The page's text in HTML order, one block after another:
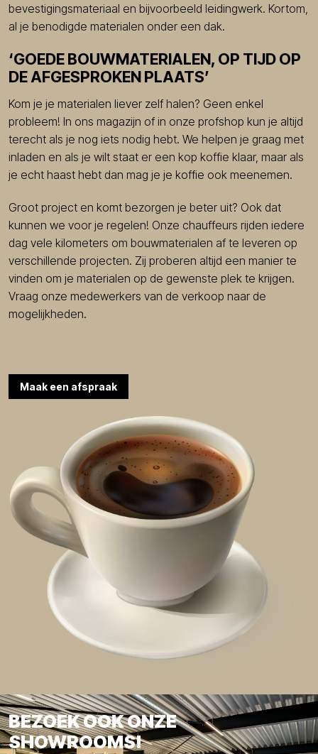
bevestigingsmateriaal en bijvoorbeeld leidingwerk. Kortom,
al je benodigde materialen onder een dak.
‘GOEDE BOUWMATERIALEN, OP TIJD OP
DE AFGESPROKEN PLAATS’
Kom je je materialen liever zelf halen? Geen enkel
probleem! In ons magazijn of in onze profshop kun je altijd
terecht als je nog iets nodig hebt. We helpen je graag met
inladen en als je wilt staat er een kop koffie klaar, maar als
je echt haast hebt dan mag je je koffie ook meenemen.
Groot project en komt bezorgen je beter uit? Ook dat
kunnen we voor je regelen! Onze chauffeurs rijden iedere
dag vele kilometers om bouwmaterialen af te leveren op
verschillende projecten. Zij proberen altijd een manier te
vinden om je materialen op de gewenste plek te krijgen.
Vraag onze medewerkers van de verkoop naar de
mogelijkheden.
Maak een afspraak
BEZOEK OOK ONZE
SHOWROOMS!